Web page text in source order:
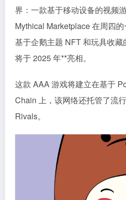
界：一款基于移动设备的视频
Mythical Marketplace 在周四
基于企鹅主题 NFT 和玩具收
将于 2025 年**亮相。
这款 AAA 游戏将建立在基于
Chain 上，该网络还托管了流
Rivals。